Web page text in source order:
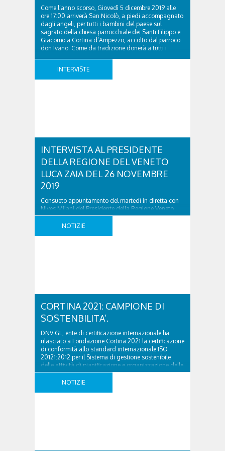
Come l’anno scorso, Giovedì 5 dicembre 2019 alle
ore 17:00 arriverà San Nicolò, a piedi accompagnato
dagli angeli, per tutti i bambini del paese sul
sagrato della chiesa parrocchiale dei Santi Filippo e
Giacomo a Cortina d’Ampezzo, accolto dal parroco
don Ivano. Come da tradizione donerà a tutti i
INTERVISTE
INTERVISTA AL PRESIDENTE
DELLA REGIONE DEL VENETO
LUCA ZAIA DEL 26 NOVEMBRE
2019
Consueto appuntamento del martedì in diretta con
Nives Milani del Presidente della Regione Veneto
Luca Zaia. Ascolta l’intervista dal lettore sottostante:
INTERVISTA AL PRESIDENTE DELLA REGIONE DEL
NOTIZIE
CORTINA 2021: CAMPIONE DI
SOSTENBILITA’.
DNV GL, ente di certificazione internazionale ha
rilasciato a Fondazione Cortina 2021 la certificazione
di conformità allo standard internazionale ISO
20121:2012 per il Sistema di gestione sostenibile
delle attività di pianificazione e organizzazione delle
Finali di Coppa del Mondo di sci alpino 2020 e dei
Campionati del Mondo di sci alpino che si terranno
NOTIZIE